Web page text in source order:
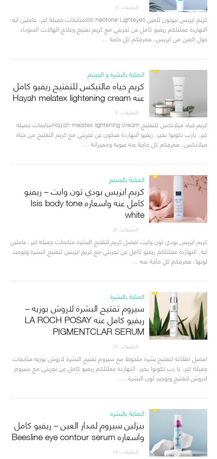
التعليقات: 4
كريم ايزيس نيوتون للعين Isis neotone Lighteyesمتابعات جميلة كير، عاملين ايه،
النهاردة عملتلكم ريفيو كامل عن تجربتي مع كريم تفتيح وعلاج الهالات السوداء
حول العين من ايزيس، هعرفكم كل حاجة ...
العناية بالبشرة و الجسم
كريم حياه مالتيكس للتفتيح ريفيو كامل
عنه Hayah melatex lightening cream
التعليقات: 8
كريم حياه ميلاتكس للتفتيح Hayah melatex lightening creamمتابعات جميلة
كير، يارب تكونوا بخير، ريفيو النهاردة هيكون عن تجربتي مع كريم التفتيح من حياة
ميلاتكس، هعرفكم كل حاجة عنه عيوبه ومميزاته ...
العناية بالجسم
كريم ايزيس بودي تون وايت – ريفيو
كامل عنه واسعاره Isis body tone
white
التعليقات: 10
كريم ايزيس بودي تون وايت افضل كريم لتفتيح البشرة.متابعات جميله كير، عاملين
ايه، النهاردة عملتلكم ريفيو كامل عن تجربتي مع كريم ايزيس لتفتيح البشرة وتوحيد
لونها، هعرفكم كل حاجة عنه ...
العناية بالبشرة
سيروم تفتيح البشرة لاروش بوزيه –
ريفيو كامل عنه LA ROCH POSAY
PIGMENTCLAR SERUM
التعليقات: 10
افضل اطلاله لتفتيح بشرة ملحوظ مع سيروم تفتيح البشرة لاروش بوزيه.متابعات
جميلة كير، يا رب تكونوا بخير، النهاردة عملتلكم ريفيو كامل عن تجربتي مع سيروم
لاروش لتفتيح وتوحيد لون البشرة، ...
العناية بالبشرة
بيزلين سيروم لمدار العين – ريفيو كامل
واسعاره Beesline eye contour serum
التعليقات: 14